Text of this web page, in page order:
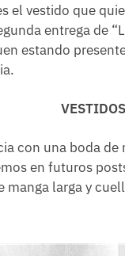
el vestido que
entrega de
estando
con una boda
en futuros
manga larga y